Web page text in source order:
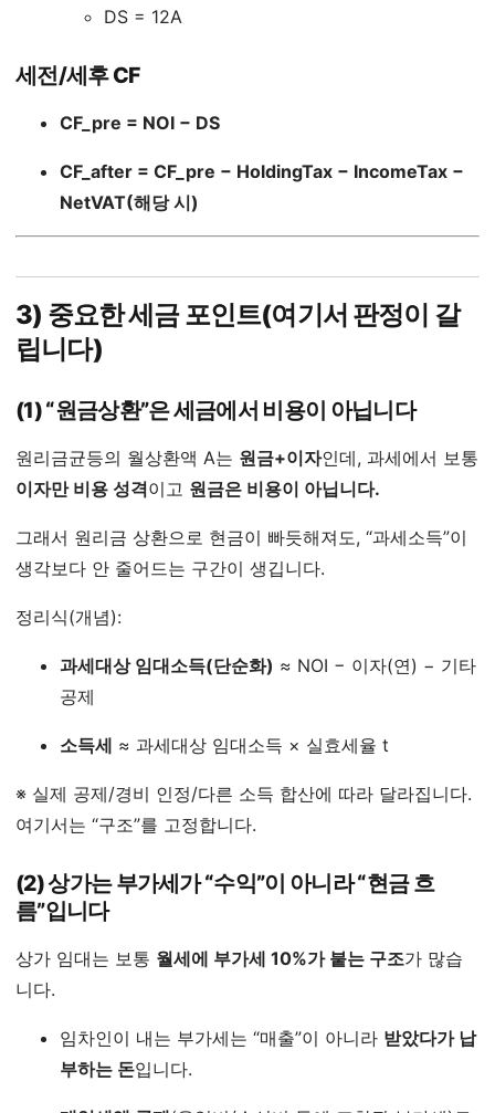
DS = 12A
세전/세후 CF
CF_pre = NOI − DS
CF_after = CF_pre − HoldingTax − IncomeTax −
NetVAT(해당 시)
3) 중요한 세금 포인트(여기서 판정이 갈
립니다)
(1) “원금상환”은 세금에서 비용이 아닙니다
원리금균등의 월상환액 A는 원금+이자인데, 과세에서 보통
이자만 비용 성격이고 원금은 비용이 아닙니다.
그래서 원리금 상환으로 현금이 빠듯해져도, “과세소득”이
생각보다 안 줄어드는 구간이 생깁니다.
정리식(개념):
과세대상 임대소득(단순화) ≈ NOI − 이자(연) − 기타
공제
소득세 ≈ 과세대상 임대소득 × 실효세율 t
※ 실제 공제/경비 인정/다른 소득 합산에 따라 달라집니다.
여기서는 “구조”를 고정합니다.
(2) 상가는 부가세가 “수익”이 아니라 “현금 흐
름”입니다
상가 임대는 보통 월세에 부가세 10%가 붙는 구조가 많습
니다.
임차인이 내는 부가세는 “매출”이 아니라 받았다가 납
부하는 돈입니다.